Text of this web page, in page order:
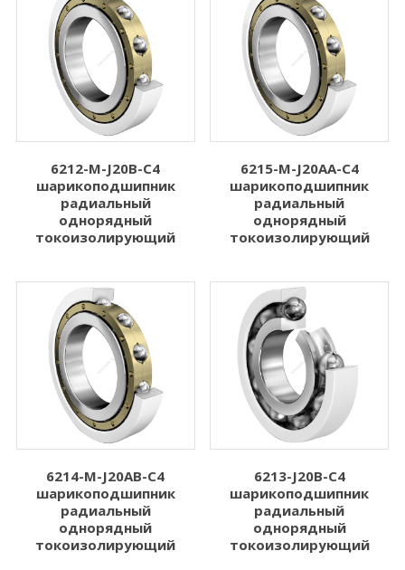
6212-M-J20B-C4
шарикоподшипник
радиальный
однорядный
токоизолирующий
6215-M-J20AA-C4
шарикоподшипник
радиальный
однорядный
токоизолирующий
6214-M-J20AB-C4
шарикоподшипник
радиальный
однорядный
токоизолирующий
6213-J20B-C4
шарикоподшипник
радиальный
однорядный
токоизолирующий